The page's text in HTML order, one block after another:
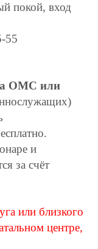
покой, вход
55
ОМС или
и
за счёт
или близкого
центре,